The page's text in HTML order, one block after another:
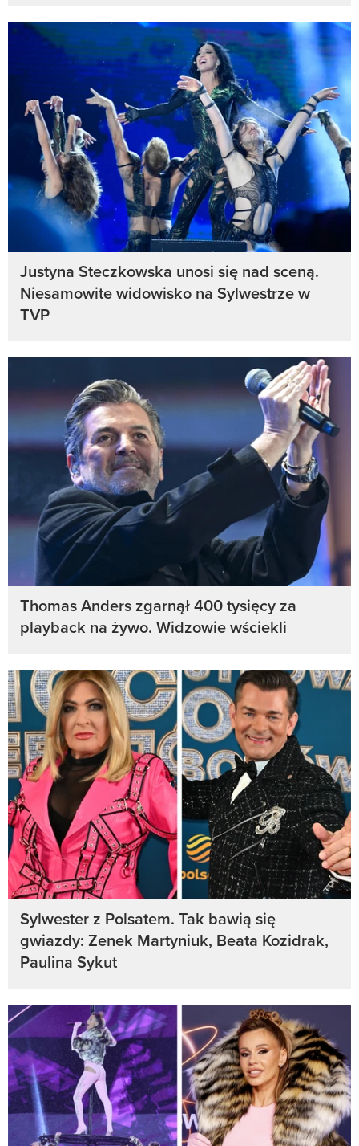
Justyna Steczkowska unosi się nad sceną.
Niesamowite widowisko na Sylwestrze w
TVP
Thomas Anders zgarnął 400 tysięcy za
playback na żywo. Widzowie wściekli
Sylwester z Polsatem. Tak bawią się
gwiazdy: Zenek Martyniuk, Beata Kozidrak,
Paulina Sykut